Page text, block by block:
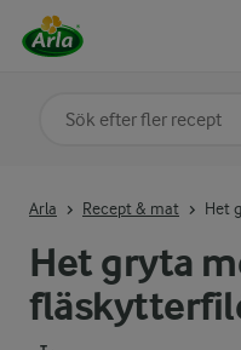
Het gryta
Arla Recept & mat Het
Sök på kategori eller